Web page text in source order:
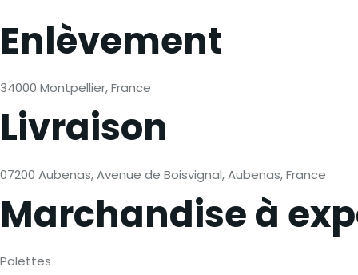
Enlèvement
34000 Montpellier, France
Livraison
07200 Aubenas, Avenue de Boisvignal, Aubenas, France
Marchandise à
Palettes